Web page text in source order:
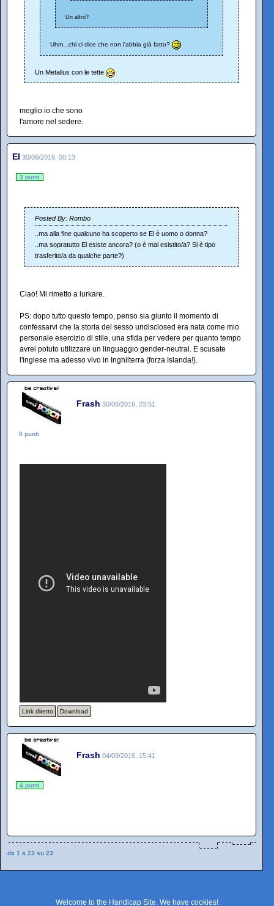
Un altro?
Uhm...chi ci dice che non l'abbia già fatto?
Un Metallus con le tette
meglio io che sono
l'amore nel sedere.
El 30/06/2016, 00:13
3 punti
Posted By: Rombo
..ma alla fine qualcuno ha scoperto se El è uomo o donna?
..ma sopratutto El esiste ancora? (o è mai esistito/a? Si è tipo
trasferito/a da qualche parte?)
Ciao! Mi rimetto a lurkare.
PS: dopo tutto questo tempo, penso sia giunto il momento di
confessarvi che la storia del sesso undisclosed era nata come mio
personale esercizio di stile, una sfida per vedere per quanto tempo
avrei potuto utilizzare un linguaggio gender-neutral. E scusate
l'inglese ma adesso vivo in Inghilterra (forza Islanda!).
Frash 30/06/2016, 23:51
0 punti
Link diretto Download
Frash 04/09/2016, 15:41
4 punti
da 1 a 23 su 23
Welcome to the Handicap Site. We have cookies!